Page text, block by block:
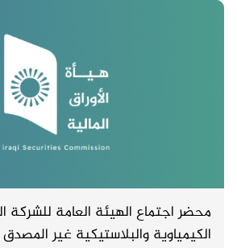
محضر اجتماع الهيئة العامة للشركة
الكيمياوية والبلاستيكية غير المصدق 24/8/2022